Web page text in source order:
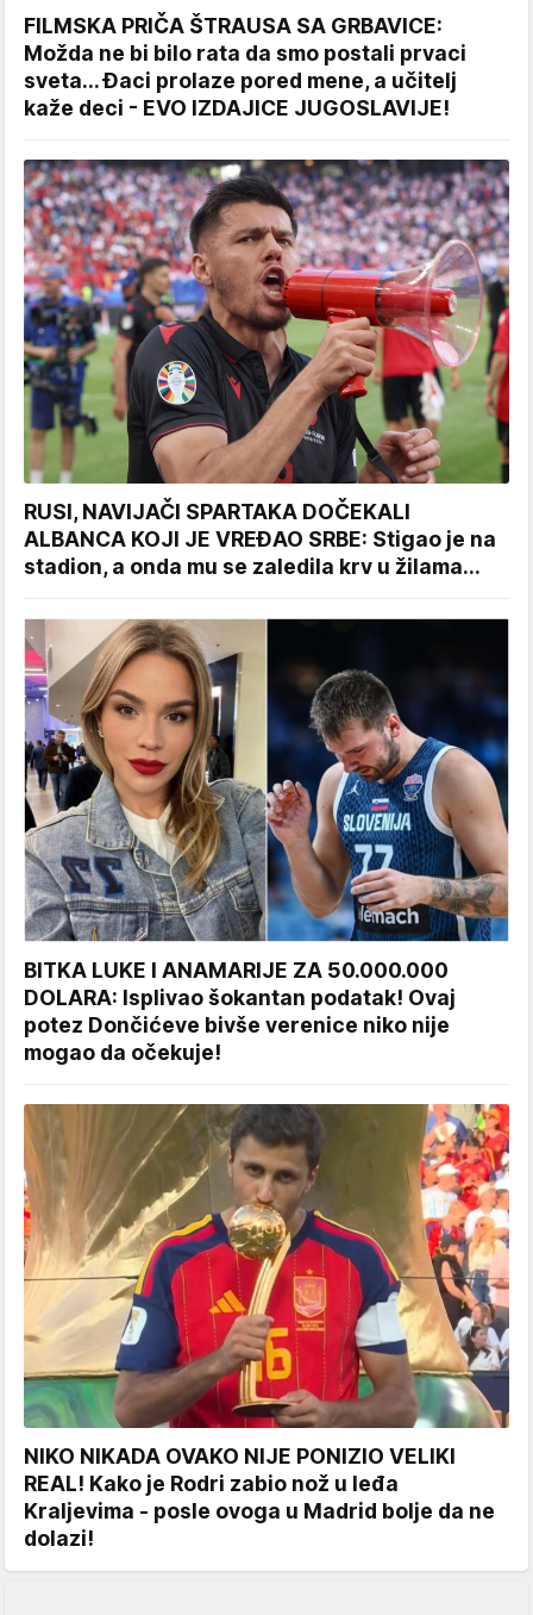
FILMSKA PRIČA ŠTRAUSA SA GRBAVICE:
Možda ne bi bilo rata da smo postali prvaci
sveta... Đaci prolaze pored mene, a učitelj
kaže deci - EVO IZDAJICE JUGOSLAVIJE!
RUSI, NAVIJAČI SPARTAKA DOČEKALI
ALBANCA KOJI JE VREĐAO SRBE: Stigao je na
stadion, a onda mu se zaledila krv u žilama...
BITKA LUKE I ANAMARIJE ZA 50.000.000
DOLARA: Isplivao šokantan podatak! Ovaj
potez Dončićeve bivše verenice niko nije
mogao da očekuje!
NIKO NIKADA OVAKO NIJE PONIZIO VELIKI
REAL! Kako je Rodri zabio nož u leđa
Kraljevima - posle ovoga u Madrid bolje da ne
dolazi!